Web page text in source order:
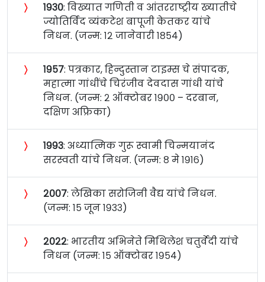
〉 १९३०: विख्यात गणिती व आंतरराष्ट्रीय ख्यातीचे
ज्योतिर्विद व्यंकटेश बापूजी केतकर यांचे
निधन. (जन्म: १२ जानेवारी १८५४)
〉 १९५७: पत्रकार, हिन्दुस्तान टाइम्स चे संपादक,
महात्मा गांधींचे चिरंजीव देवदास गांधी यांचे
निधन. (जन्म: २ ऑक्टोबर १९०० – दरबान,
दक्षिण अफ्रिका)
〉 १९९३: अध्यात्मिक गुरू स्वामी चिन्मयानंद
सरस्वती यांचे निधन. (जन्म: ८ मे १९१६)
〉 २००७: लेखिका सरोजिनी वैद्य यांचे निधन.
(जन्म: १५ जून १९३३)
〉 २०२२: भारतीय अभिनेते मिथिलेश चतुर्वेदी यांचे
निधन (जन्म: १५ ऑक्टोबर १९५४)